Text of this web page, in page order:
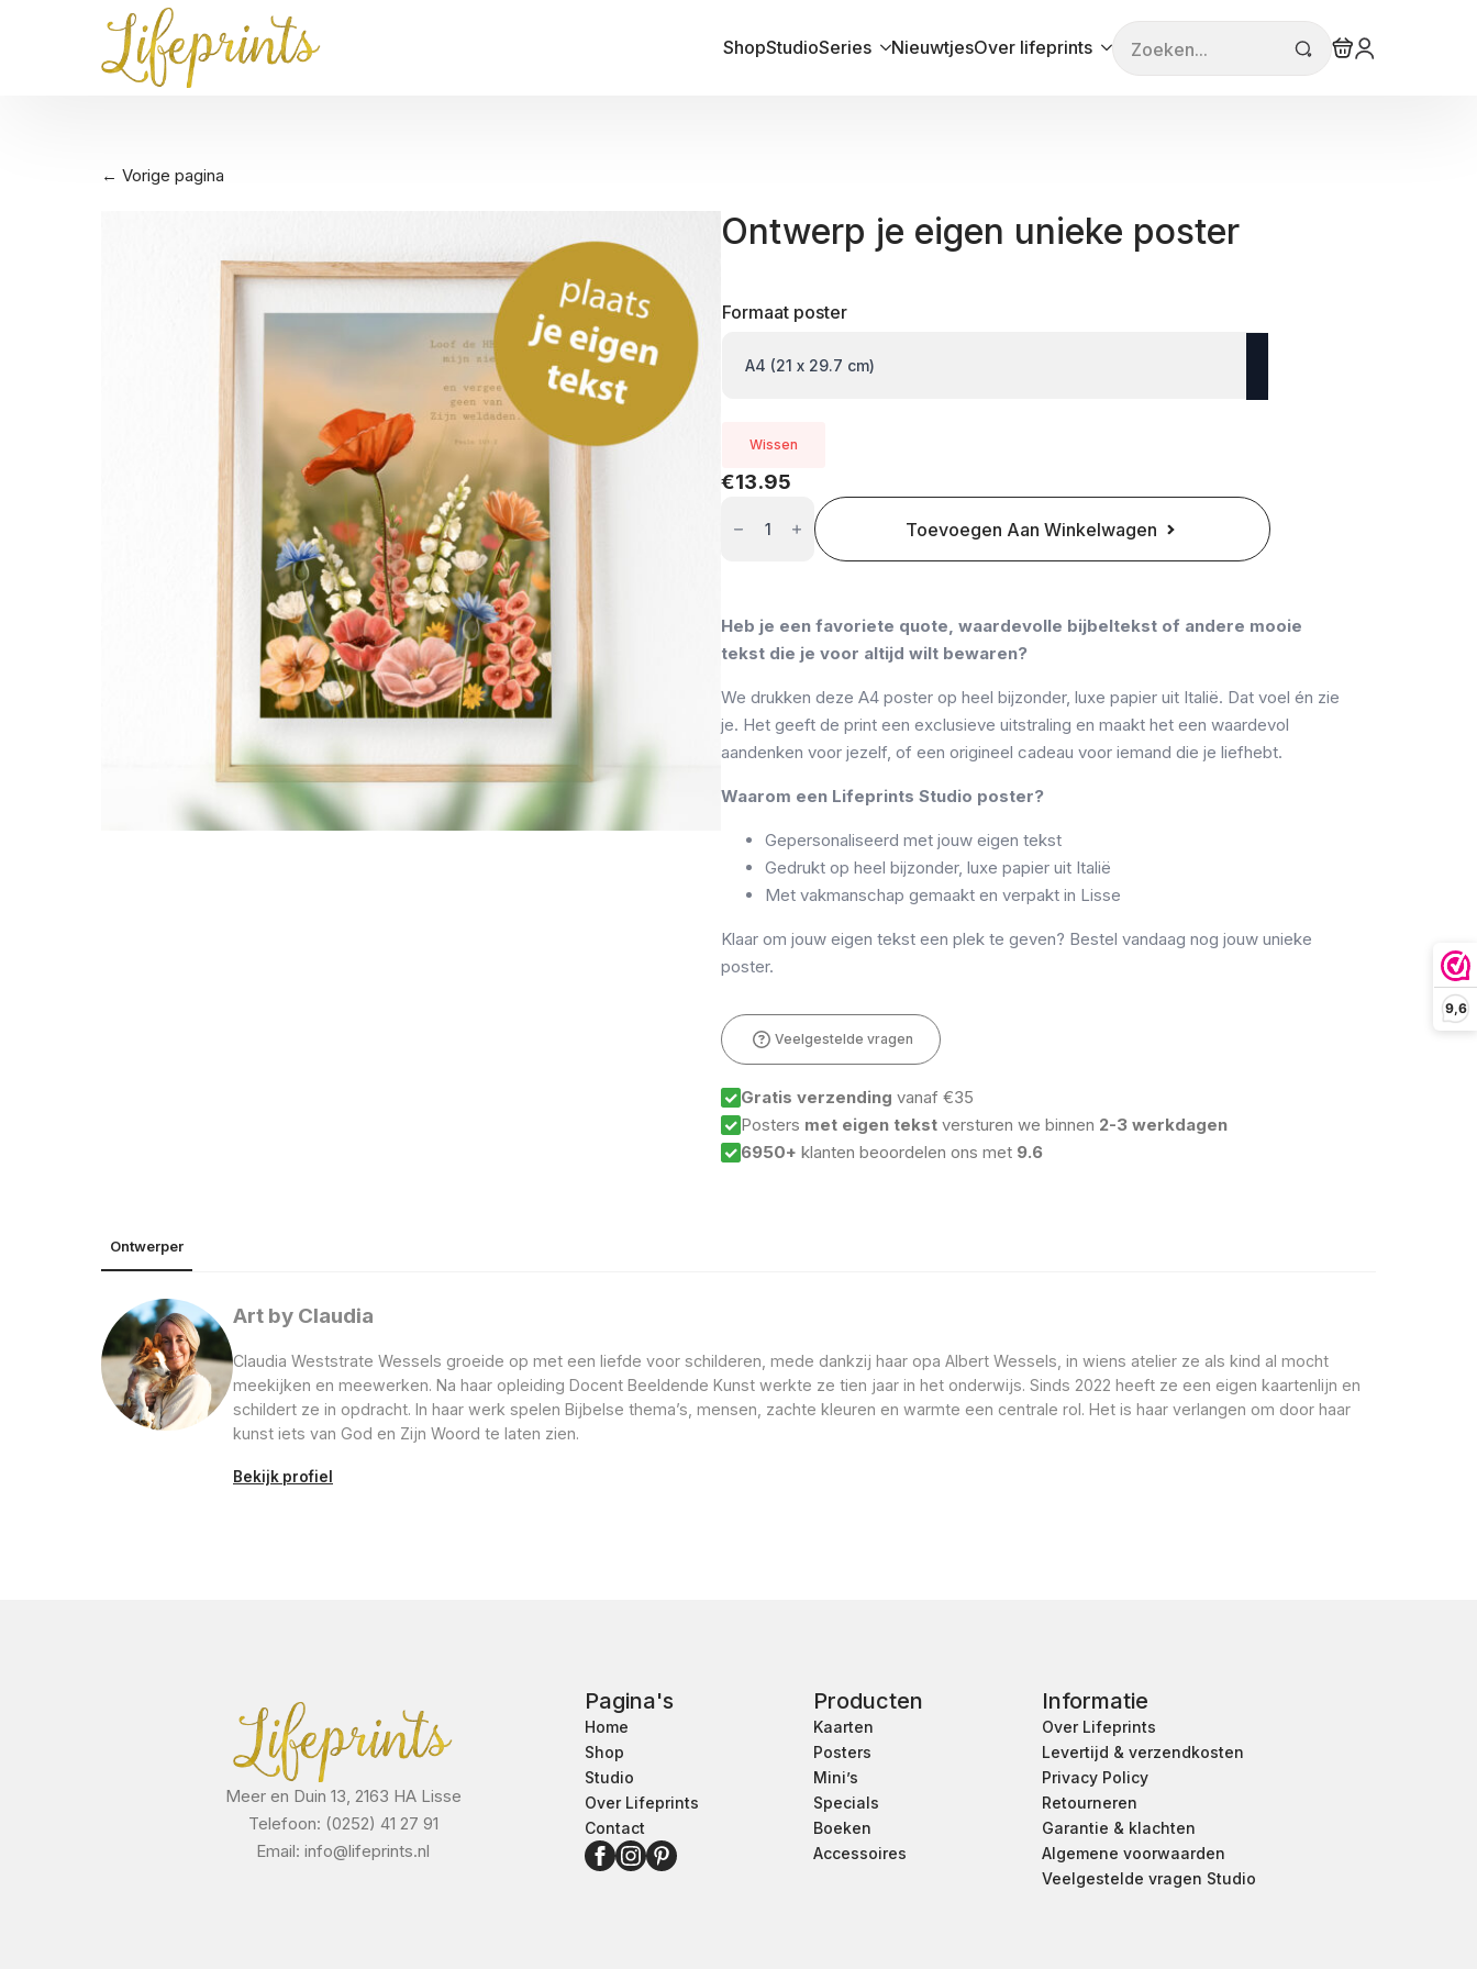
9,6
ShopStudioSeries NieuwtjesOver lifeprints
Search
for:
← Vorige pagina
Ontwerp je eigen unieke poster
Formaat poster
Wissen
€13.95
Toevoegen Aan Winkelwagen
Heb je een favoriete quote, waardevolle bijbeltekst of andere mooie
tekst die je voor altijd wilt bewaren?
We drukken deze A4 poster op heel bijzonder, luxe papier uit Italië. Dat voel én zie
je. Het geeft de print een exclusieve uitstraling en maakt het een waardevol
aandenken voor jezelf, of een origineel cadeau voor iemand die je liefhebt.
Waarom een Lifeprints Studio poster?
Gepersonaliseerd met jouw eigen tekst
Gedrukt op heel bijzonder, luxe papier uit Italië
Met vakmanschap gemaakt en verpakt in Lisse
Klaar om jouw eigen tekst een plek te geven? Bestel vandaag nog jouw unieke
poster.
Veelgestelde vragen
Gratis verzending vanaf €35
Posters met eigen tekst versturen we binnen 2-3 werkdagen
6950+ klanten beoordelen ons met 9.6
Ontwerper
Art by Claudia
Claudia Weststrate Wessels groeide op met een liefde voor schilderen, mede dankzij haar opa Albert Wessels, in wiens atelier ze als kind al mocht
meekijken en meewerken. Na haar opleiding Docent Beeldende Kunst werkte ze tien jaar in het onderwijs. Sinds 2022 heeft ze een eigen kaartenlijn en
schildert ze in opdracht. In haar werk spelen Bijbelse thema’s, mensen, zachte kleuren en warmte een centrale rol. Het is haar verlangen om door haar
kunst iets van God en Zijn Woord te laten zien.
Bekijk profiel
Meer en Duin 13, 2163 HA Lisse
Telefoon: (0252) 41 27 91
Email: info@lifeprints.nl
Pagina's
Home
Shop
Studio
Over Lifeprints
Contact
Producten
Kaarten
Posters
Mini’s
Specials
Boeken
Accessoires
Informatie
Over Lifeprints
Levertijd & verzendkosten
Privacy Policy
Retourneren
Garantie & klachten
Algemene voorwaarden
Veelgestelde vragen Studio